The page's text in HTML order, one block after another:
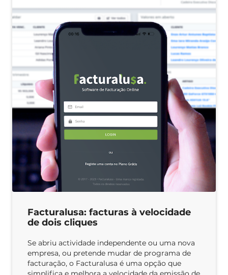
Facturalusa: facturas à velocidade
de dois cliques
Se abriu actividade independente ou uma nova
empresa, ou pretende mudar de programa de
facturação, o Facturalusa é uma opção que